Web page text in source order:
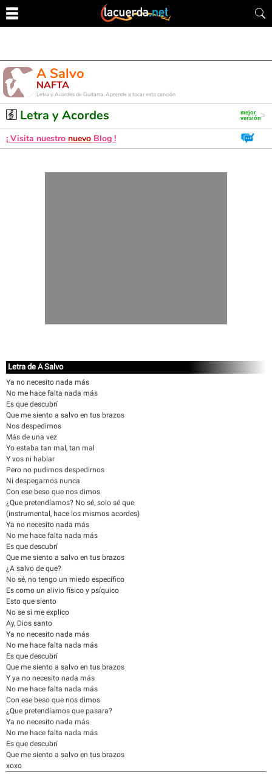
A Salvo
NAFTA
Letra y Acordes de Guitarra. Aprende a tocar esta canción
Letra y Acordes
¡ Visita nuestro nuevo Blog !
Letra de A Salvo
Ya no necesito nada más
No me hace falta nada más
Es que descubrí
Que me siento a salvo en tus brazos
Nos despedimos
Más de una vez
Yo estaba tan mal, tan mal
Y vos ni hablar
Pero no pudimos despedirnos
Ni despegarnos nunca
Con ese beso que nos dimos
¿Que pretendíamos? No sé, solo sé que
(instrumental, hace los mismos acordes)
Ya no necesito nada más
No me hace falta nada más
Es que descubrí
Que me siento a salvo en tus brazos
¿A salvo de que?
No sé, no tengo un miedo específico
Es como un alivio físico y psíquico
Esto que siento
No se si me explico
Ay, Dios santo
Ya no necesito nada más
No me hace falta nada más
Es que descubrí
Que me siento a salvo en tus brazos
Y ya no necesito nada más
No me hace falta nada más
Con ese beso que nos dimos
¿Que pretendíamos que pasara?
Ya no necesito nada más
No me hace falta nada más
Es que descubrí
Que me siento a salvo en tus brazos
xoxo